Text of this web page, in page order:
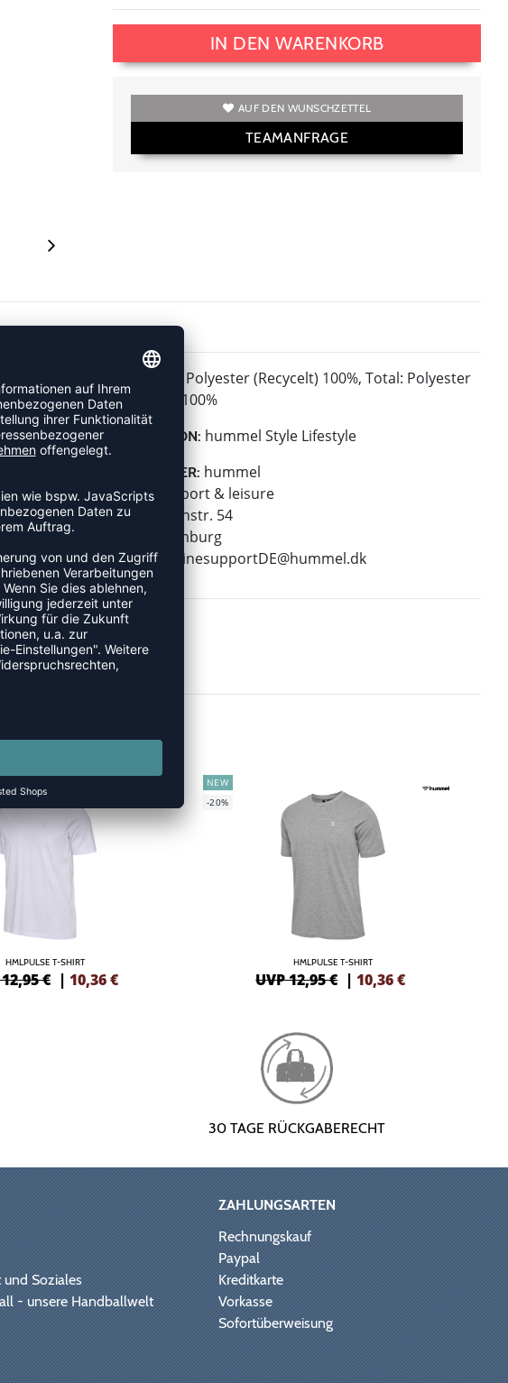
IN DEN WARENKORB
AUF DEN WUNSCHZETTEL
TEAMANFRAGE
Touch.
Es
hummel-
für
Polyester (Recycelt) 100%, Total: Polyester
(Recycelt) 100%
KOLLEKTION: hummel Style Lifestyle
HERSTELLER: hummel
hummel sport & leisure
Leverkusenstr. 54
22761 Hamburg
E-Mail:
onlinesupportDE@hummel.dk
HMLPULSE T-SHIRT
€ | 10,36€
NEW
-20%
HMLPULSE T-SHIRT
UVP 12,95 € |10,36€
30 TAGE RÜCKGABERECHT
und Soziales
- unsere Handballwelt
ZAHLUNGSARTEN
Rechnungskauf
Paypal
Kreditkarte
Vorkasse
Sofortüberweisung